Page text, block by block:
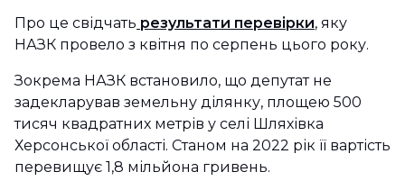
Про це свідчать результати перевірки, яку
НАЗК провело з квітня по серпень цього року.
Зокрема НАЗК встановило, що депутат не
задекларував земельну ділянку, площею 500
тисяч квадратних метрів у селі Шляхівка
Херсонської області. Станом на 2022 рік її вартість
перевищує 1,8 мільйона гривень.